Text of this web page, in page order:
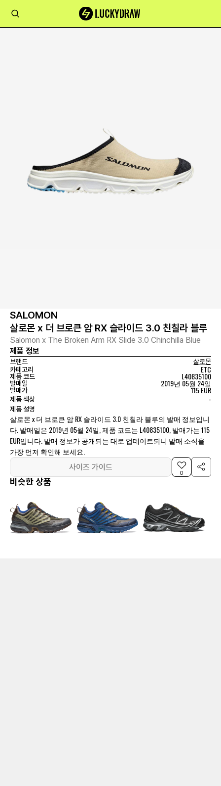
SALOMON
살로몬 x 더 브로큰 암 RX 슬라이드 3.0 친칠라 블루
Salomon x The Broken Arm RX Slide 3.0 Chinchilla Blue
제품 정보
브랜드
살로몬
카테고리
ETC
제품 코드 L40835100
발매일 2019년 05월 24일
발매가 115 EUR
제품 색상 -
제품 설명
살로몬 x 더 브로큰 암 RX 슬라이드 3.0 친칠라 블루의 발매 정보입니
다. 발매일은 2019년 05월 24일, 제품 코드는 L40835100, 발매가는 115
EUR입니다. 발매 정보가 공개되는 대로 업데이트되니 발매 소식을
가장 먼저 확인해 보세요.
사이즈 가이드
0
비슷한 상품